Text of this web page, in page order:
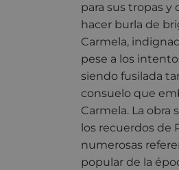
para sus tropas y
hacer burla de
Carmela,
pese a los
siendo fusilada
consuelo que
Carmela. La obra
los recuerdos de
numerosas
popular de la